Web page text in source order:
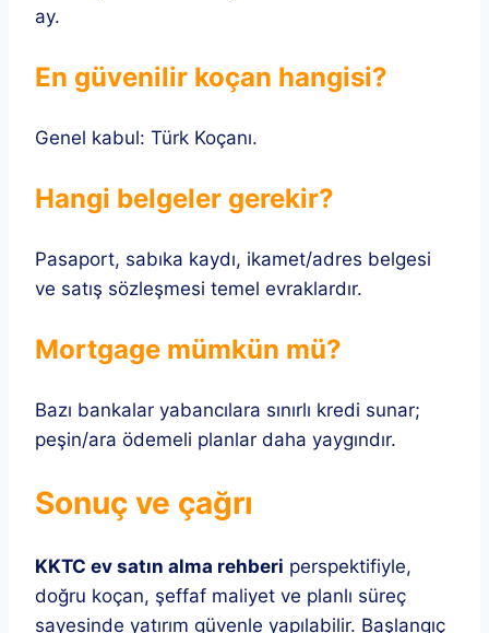
ay.
En güvenilir koçan hangisi?
Genel kabul: Türk Koçanı.
Hangi belgeler gerekir?
Pasaport, sabıka kaydı, ikamet/adres belgesi
ve satış sözleşmesi temel evraklardır.
Mortgage mümkün mü?
Bazı bankalar yabancılara sınırlı kredi sunar;
peşin/ara ödemeli planlar daha yaygındır.
Sonuç ve çağrı
KKTC ev satın alma rehberi perspektifiyle,
doğru koçan, şeffaf maliyet ve planlı süreç
sayesinde yatırım güvenle yapılabilir. Başlangıç